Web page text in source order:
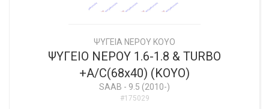
ΨΥΓΕΙΑ ΝΕΡΟΥ ΚΟΥΟ
ΨΥΓΕΙΟ ΝΕΡΟΥ 1.6-1.8 & TURBO
+A/C(68x40) (KOYO)
SAAB - 9.5 (2010-)
#175029